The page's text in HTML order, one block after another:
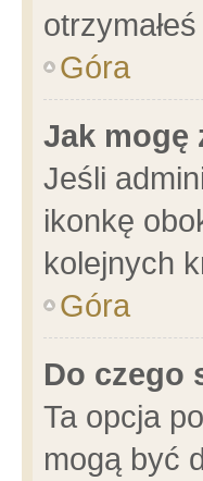
Góra
Jak mogę
Jeśli
ikonkę
kolejnych
Góra
Do czego
Ta opcja
mogą być